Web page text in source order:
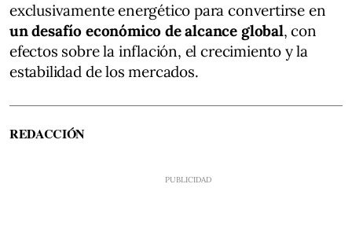
exclusivamente energético para convertirse en
un desafío económico de alcance global, con
efectos sobre la inflación, el crecimiento y la
estabilidad de los mercados.
REDACCIÓN